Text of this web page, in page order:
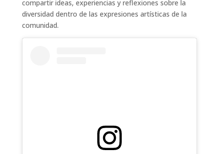
compartir ideas, experiencias y reflexiones sobre la
diversidad dentro de las expresiones artísticas de la
comunidad.